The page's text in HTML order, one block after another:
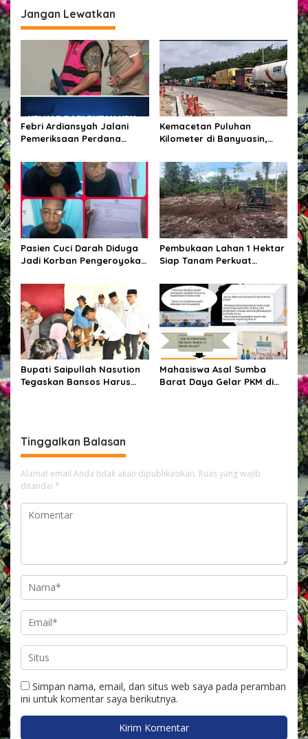
PENGEMBANG GRUP
PAKUWON JATI TBK
Jangan Lewatkan
Febri Ardiansyah Jalani
Pemeriksaan Perdana
Kejaksaan Agung
Kemacetan Puluhan
Kilometer di Banyuasin,
Perbaikan Jalan
Dipercepat
Pasien Cuci Darah Diduga
Jadi Korban Pengeroyokan
Minta Polisi Usut Tuntas
Kasus
Pembukaan Lahan 1 Hektar
Siap Tanam Perkuat
Bupati Saipullah Nasution
Tegaskan Bansos Harus
Mahasiswa Asal Sumba
Barat Daya Gelar PKM di
Tinggalkan Balasan
Alamat email Anda tidak akan dipublikasikan. Ruas yang wajib
ditandai *
Simpan nama, email, dan situs web saya pada peramban
ini untuk komentar saya berikutnya.